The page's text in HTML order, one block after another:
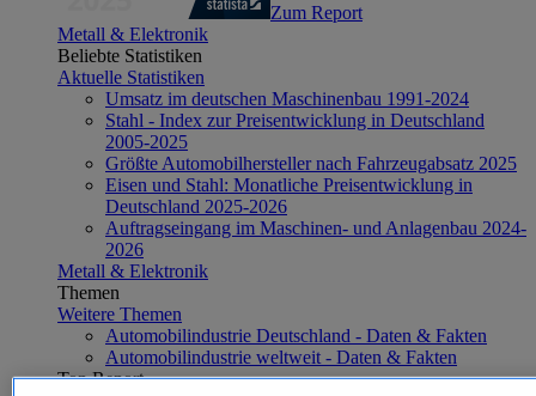
Zum Report
Metall & Elektronik
Beliebte Statistiken
Aktuelle Statistiken
Umsatz im deutschen Maschinenbau 1991-2024
Stahl - Index zur Preisentwicklung in Deutschland
2005-2025
Größte Automobilhersteller nach Fahrzeugabsatz 2025
Eisen und Stahl: Monatliche Preisentwicklung in
Deutschland 2025-2026
Auftragseingang im Maschinen- und Anlagenbau 2024-
2026
Metall & Elektronik
Themen
Weitere Themen
Automobilindustrie Deutschland - Daten & Fakten
Automobilindustrie weltweit - Daten & Fakten
Top Report